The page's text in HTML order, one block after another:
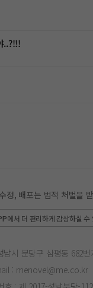
..?!!!
정, 배포는 법적 처벌을
에서 더 편리하게 감상하실 수
남시 분당구 삼평동 682
: menovel@me.co.kr